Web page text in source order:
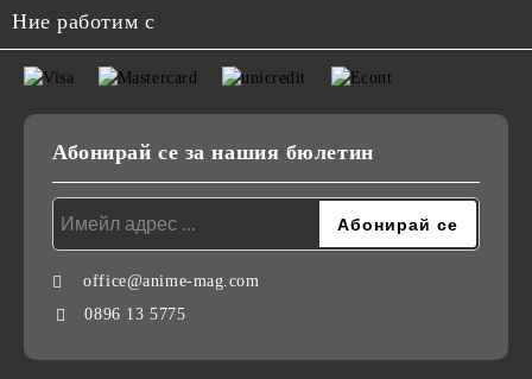
Ние работим с
Абонирай се за нашия бюлетин
office@anime-mag.com
0896 13 5775